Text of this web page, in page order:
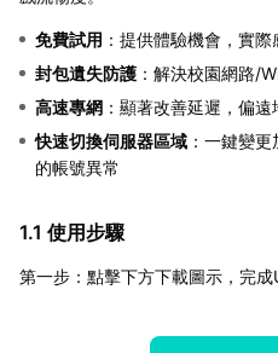
免費試用 ：提供體驗機會，實
封包遺失防護 ：解決校園網路/
高速專網 ：顯著改善延遲，偏
快速切換伺服器區域 ：一鍵變
的帳號異常
1.1 使用步驟
第一步：點擊下方下載圖示，完